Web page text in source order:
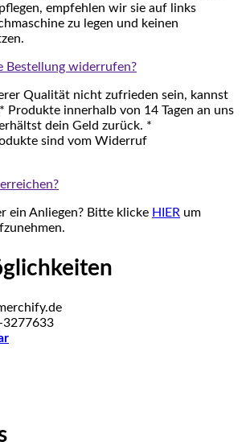
empfehlen wir sie auf links
zu legen und keinen
Bestellung widerrufen?
Qualität nicht zufrieden sein, kannst
Produkte innerhalb von 14 Tagen an uns
dein Geld zurück. *
sind vom Widerruf
ein Anliegen? Bitte klicke HIER um
3277633